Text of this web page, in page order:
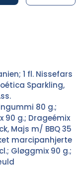
1 fl. Nissefars
Sparkling,
80 g.;
90 g.; Drageémix
Majs m/ BBQ 35
marcipanhjerte
Gløggmix 90 g.;